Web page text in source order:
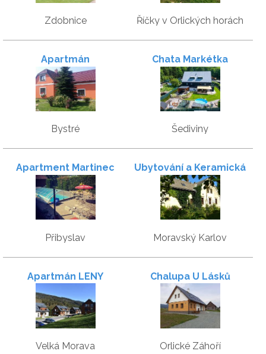
Zdobnice Říčky v Orlických horách
Apartmán
Bystré
Chata Markétka
Šediviny
Apartment Martinec
Přibyslav
Ubytování a Keramická
dílna Habartovi
Moravský Karlov
Apartmán LENY
Velká Morava
Chalupa U Lásků
Orlické Záhoří